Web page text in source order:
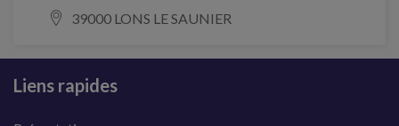
39000 LONS LE SAUNIER
Liens rapides